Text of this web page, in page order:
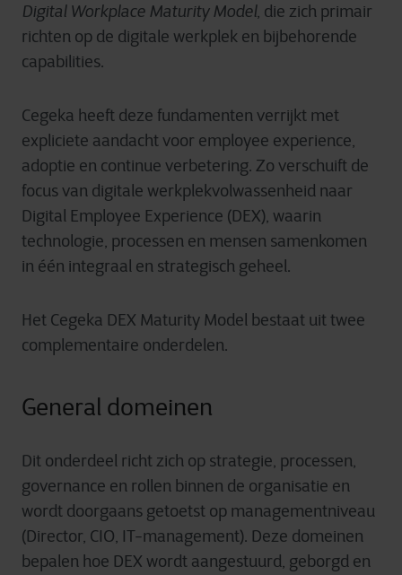
Digital Workplace Maturity Model, die zich primair
richten op de digitale werkplek en bijbehorende
capabilities.
Cegeka heeft deze fundamenten verrijkt met
expliciete aandacht voor employee experience,
adoptie en continue verbetering. Zo verschuift de
focus van digitale werkplekvolwassenheid naar
Digital Employee Experience (DEX), waarin
technologie, processen en mensen samenkomen
in één integraal en strategisch geheel.
Het Cegeka DEX Maturity Model bestaat uit twee
complementaire onderdelen.
General domeinen
Dit onderdeel richt zich op strategie, processen,
governance en rollen binnen de organisatie en
wordt doorgaans getoetst op managementniveau
(Director, CIO, IT-management). Deze domeinen
bepalen hoe DEX wordt aangestuurd, geborgd en